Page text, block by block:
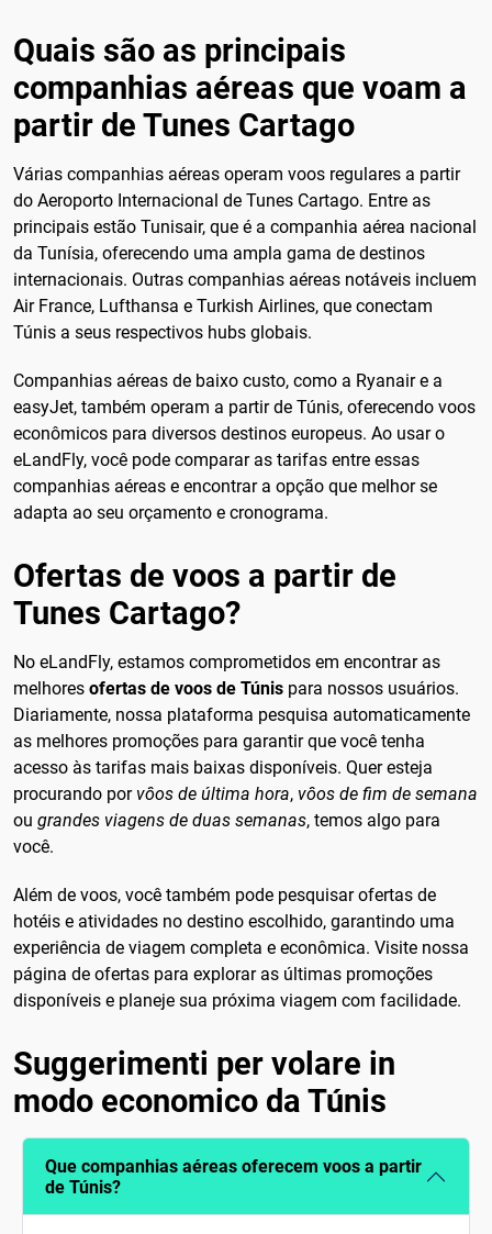
Quais são as principais
companhias aéreas que voam a
partir de Tunes Cartago
Várias companhias aéreas operam voos regulares a partir
do Aeroporto Internacional de Tunes Cartago. Entre as
principais estão Tunisair, que é a companhia aérea nacional
da Tunísia, oferecendo uma ampla gama de destinos
internacionais. Outras companhias aéreas notáveis incluem
Air France, Lufthansa e Turkish Airlines, que conectam
Túnis a seus respectivos hubs globais.
Companhias aéreas de baixo custo, como a Ryanair e a
easyJet, também operam a partir de Túnis, oferecendo voos
econômicos para diversos destinos europeus. Ao usar o
eLandFly, você pode comparar as tarifas entre essas
companhias aéreas e encontrar a opção que melhor se
adapta ao seu orçamento e cronograma.
Ofertas de voos a partir de
Tunes Cartago?
No eLandFly, estamos comprometidos em encontrar as
melhores ofertas de voos de Túnis para nossos usuários.
Diariamente, nossa plataforma pesquisa automaticamente
as melhores promoções para garantir que você tenha
acesso às tarifas mais baixas disponíveis. Quer esteja
procurando por vôos de última hora, vôos de fim de semana
ou grandes viagens de duas semanas, temos algo para
você.
Além de voos, você também pode pesquisar ofertas de
hotéis e atividades no destino escolhido, garantindo uma
experiência de viagem completa e econômica. Visite nossa
página de ofertas para explorar as últimas promoções
disponíveis e planeje sua próxima viagem com facilidade.
Suggerimenti per volare in
modo economico da Túnis
Que companhias aéreas oferecem voos a partir
de Túnis?